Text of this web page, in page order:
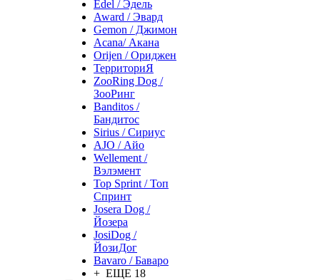
Edel / Эдель
Award / Эвард
Gemon / Джимон
Acana/ Акана
Orijen / Ориджен
ТерриториЯ
ZooRing Dog /
ЗооРинг
Banditos /
Бандитос
Sirius / Сириус
AJO / Айо
Wellement /
Вэлэмент
Top Sprint / Топ
Спринт
Josera Dog /
Йозера
JosiDog /
ЙозиДог
Bavaro / Баваро
+ ЕЩЕ 18